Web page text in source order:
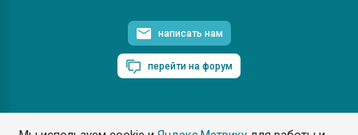
написать нам
перейти на форум